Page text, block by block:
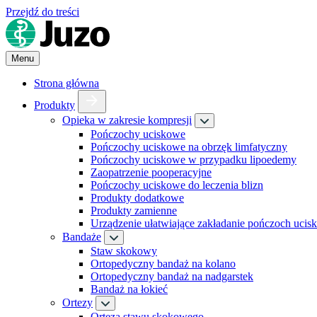
Przejdź do treści
Menu
Strona główna
Produkty
Opieka w zakresie kompresji
Pończochy uciskowe
Pończochy uciskowe na obrzęk limfatyczny
Pończochy uciskowe w przypadku lipoedemy
Zaopatrzenie pooperacyjne
Pończochy uciskowe do leczenia blizn
Produkty dodatkowe
Produkty zamienne
Urządzenie ułatwiające zakładanie pończoch
Bandaże
Staw skokowy
Ortopedyczny bandaż na kolano
Ortopedyczny bandaż na nadgarstek
Bandaż na łokieć
Ortezy